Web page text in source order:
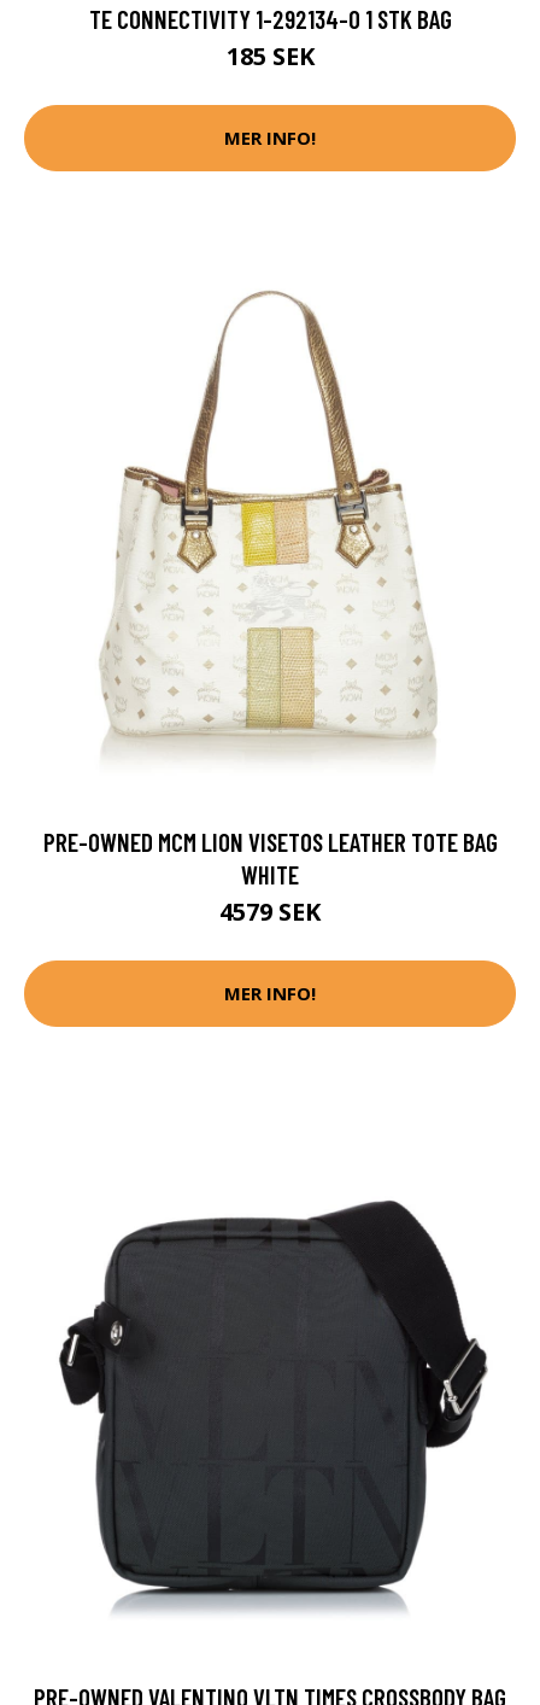
TE CONNECTIVITY 1-292134-0 1 STK BAG
185 SEK
MER INFO!
PRE-OWNED MCM LION VISETOS LEATHER TOTE BAG
WHITE
4579 SEK
MER INFO!
PRE-OWNED VALENTINO VLTN TIMES CROSSBODY BAG